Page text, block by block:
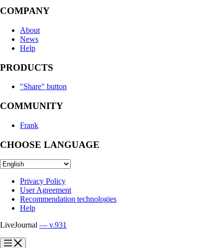
COMPANY
About
News
Help
PRODUCTS
"Share" button
COMMUNITY
Frank
CHOOSE LANGUAGE
Privacy Policy
User Agreement
Recommendation technologies
Help
LiveJournal — v.931
?
?